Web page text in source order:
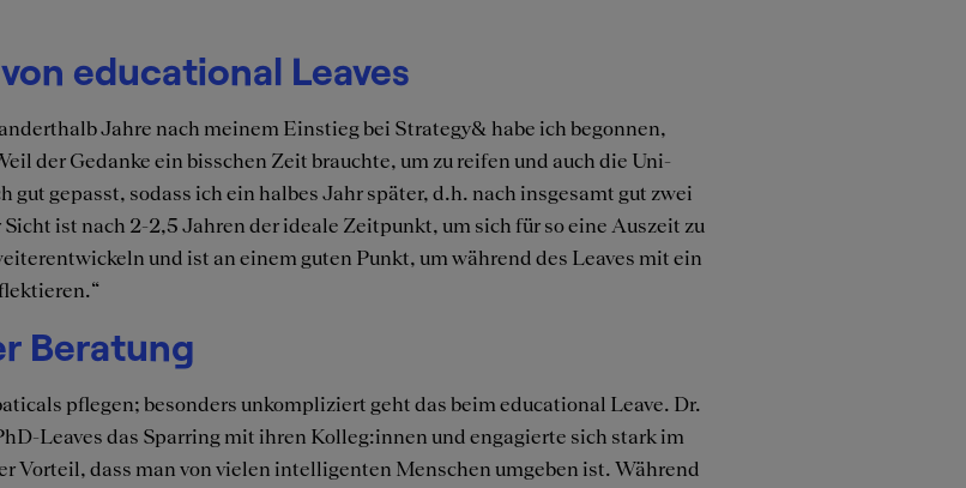
educational Leaves
Jahre nach meinem Einstieg bei Strategy& habe ich begonnen,
der Gedanke ein bisschen Zeit brauchte, um zu reifen und auch die Uni-
gepasst, sodass ich ein halbes Jahr später, d.h. nach insgesamt gut zwei
ist nach 2-2,5 Jahren der ideale Zeitpunkt, um sich für so eine Auszeit zu
und ist an einem guten Punkt, um während des Leaves mit ein
Beratung
pflegen; besonders unkompliziert geht das beim educational Leave. Dr.
Leaves das Sparring mit ihren Kolleg:innen und engagierte sich stark im
Vorteil, dass man von vielen intelligenten Menschen umgeben ist. Während